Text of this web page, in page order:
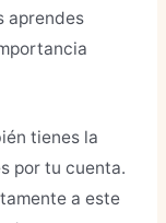
aprendes
tienes la
por tu cuenta.
a este